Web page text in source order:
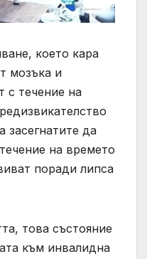
което кара
мозъка и
с течение на
засегнатите да
на времето
поради липса
това състояние
към инвалидна